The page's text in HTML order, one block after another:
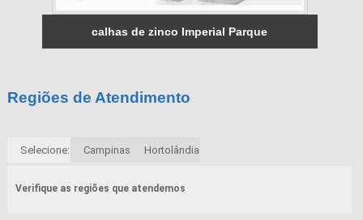
calhas de zinco Imperial Parque
Regiões de Atendimento
Selecione: Campinas Hortolândia
Verifique as regiões que atendemos